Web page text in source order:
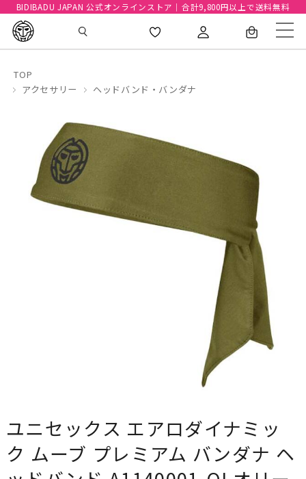
BIDIBADU JAPAN 公式オンラインストア｜合計9,800円以上で送料無料
TOP
アクセサリー
ヘッドバンド・バンダナ
ユニセックス エアロダイナミッ
ク ムーブ プレミアム バンダナ ヘ